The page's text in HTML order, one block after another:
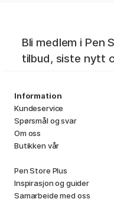
Bli medlem i Pen
tilbud, siste nytt
Information
Kundeservice
Spørsmål og svar
Om oss
Butikken vår
Pen Store Plus
Inspirasjon og guider
Samarbeide med oss